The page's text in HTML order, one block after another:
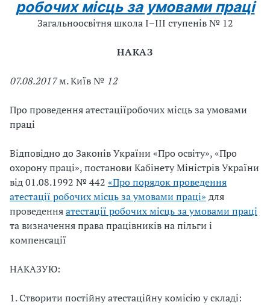
робочих місць за умовами праці
Загальноосвітня школа І–ІІІ ступенів № 12
НАКАЗ
07.08.2017м. Київ№ 12
Про проведення атестаціїробочих місць за умовами
праці
Відповідно до Законів України «Про освіту», «Про
охорону праці», постанови Кабінету Міністрів України
від 01.08.1992 № 442 «Про порядок проведення
атестації робочих місць за умовами праці» для
проведенняатестації робочих місць за умовами праці
та визначення права працівників на пільги і
компенсації
НАКАЗУЮ:
1. Створити постійну атестаційну комісію у складі: